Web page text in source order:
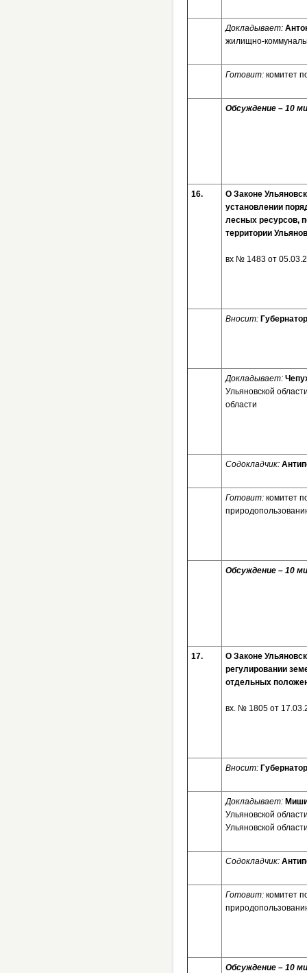
Докладывает:
жилищно-
Готовит: комитет
Обсуждение – 10
16.
О Законе
установлении
лесных ресурсов,
территории
вх № 1483 от
Вносит:
Докладывает:
Ульяновской
области
Содокладчик:
Готовит: комитет
Обсуждение – 10
17.
О Законе
регулировании
отдельных
вх. № 1805 от
Вносит:
Докладывает:
Ульяновской
Ульяновской
Содокладчик:
Готовит: комитет
Обсуждение – 10